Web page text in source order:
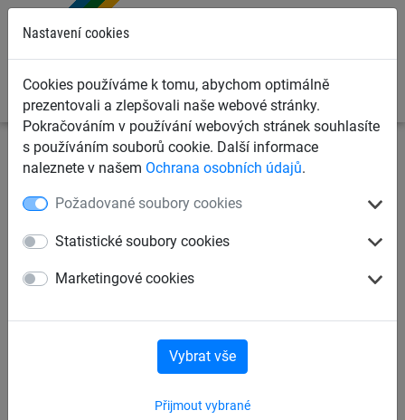
Nastavení cookies
Cookies používáme k tomu, abychom optimálně
prezentovali a zlepšovali naše webové stránky.
Pokračováním v používání webových stránek souhlasíte
s používáním souborů cookie. Další informace
naleznete v našem Ochrana osobních údajů.
Požadované soubory cookies
Statistické soubory cookies
Marketingové cookies
Přijmout vybrané
Vybrat vše
Ochranné sítě a plachty
Kontejnerové sítě a plachty pro
Trubička s karabinou pro
gumová lana